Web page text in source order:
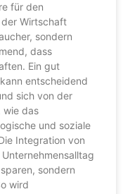
für den
Wirtschaft
sondern
dass
Ein gut
entscheidend
sich von der
wie das
und soziale
Integration von
sondern
wird